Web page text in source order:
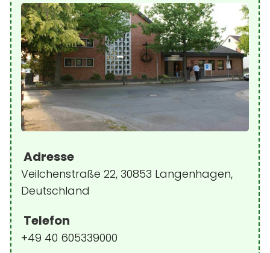
Adresse
Veilchenstraße 22, 30853 Langenhagen,
Deutschland
Telefon
+49 40 605339000